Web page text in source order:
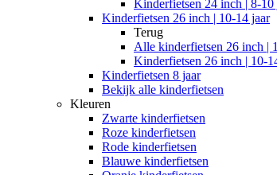
Kinderfietsen 24 inch | 8-
Kinderfietsen 26 inch | 10-14 jaar
Terug
Alle kinderfietsen 26 inch |
Kinderfietsen 26 inch | 10-
Kinderfietsen 8 jaar
Bekijk alle kinderfietsen
Kleuren
Zwarte kinderfietsen
Roze kinderfietsen
Rode kinderfietsen
Blauwe kinderfietsen